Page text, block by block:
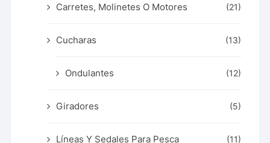
Carretes, Molinetes O Motores (21)
Cucharas (13)
Ondulantes (12)
Giradores (5)
Líneas Y Sedales Para Pesca (11)